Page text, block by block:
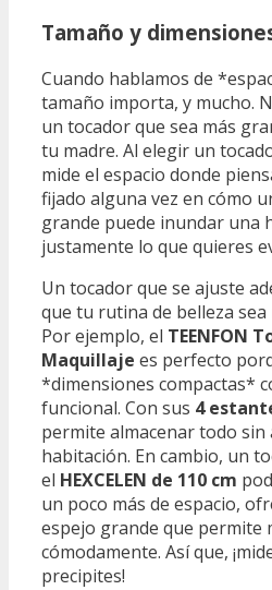
Tamaño y
Cuando hablamos de
tamaño importa, y mucho.
un tocador que sea más
tu madre. Al elegir un
mide el espacio donde
fijado alguna vez en cómo
grande puede inundar una
justamente lo que quieres
Un tocador que se ajuste
que tu rutina de belleza sea
Por ejemplo, el TEENFON
Maquillaje es perfecto
*dimensiones compactas*
funcional. Con sus 4
permite almacenar todo
habitación. En cambio, un
el HEXCELEN de 110 cm
un poco más de espacio,
espejo grande que permite
cómodamente. Así que,
precipites!